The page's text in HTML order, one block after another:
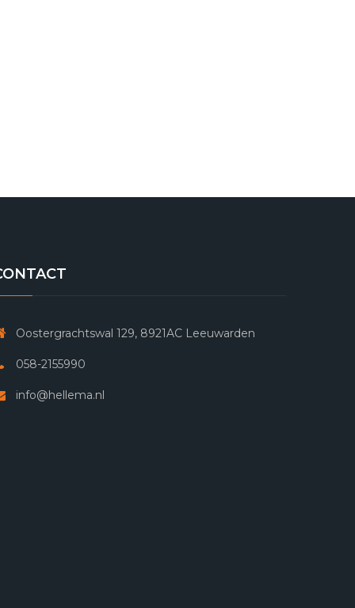
Oostergrachtswal 129, 8921AC Leeuwarden
058-2155990
info@hellema.nl